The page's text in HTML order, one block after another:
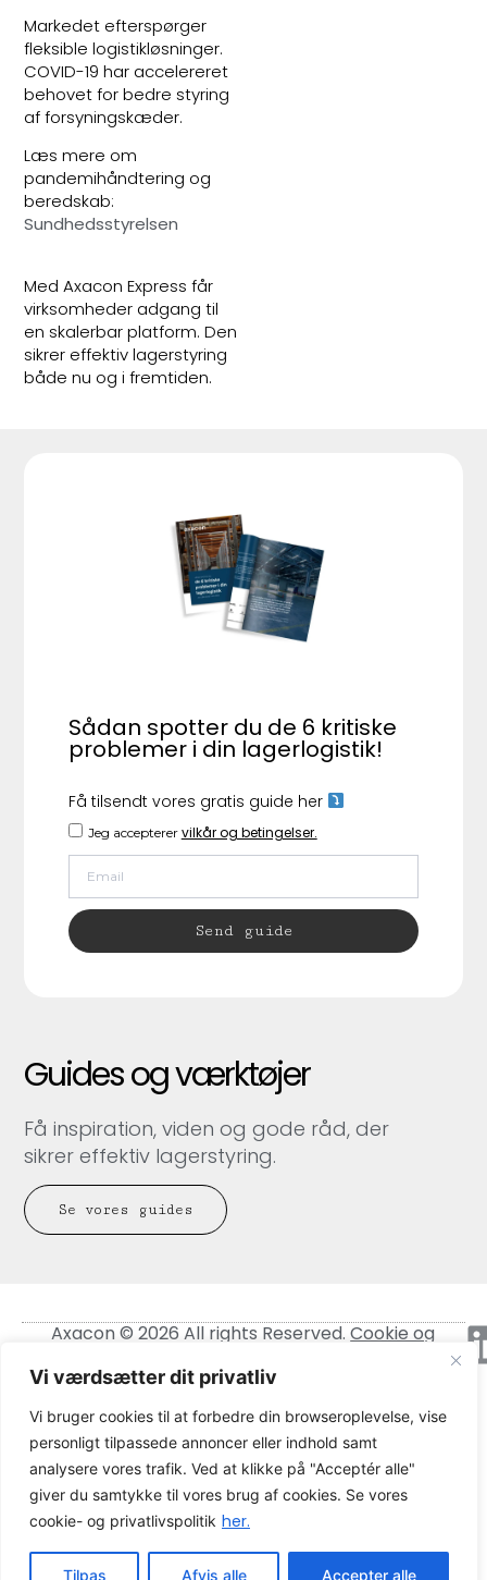
Vi værdsætter dit privatliv
Vi bruger cookies til at forbedre din browseroplevelse, vise
personligt tilpassede annoncer eller indhold samt
analysere vores trafik. Ved at klikke på "Acceptér alle"
giver du samtykke til vores brug af cookies. Se vores
cookie- og privatlivspolitik her.
Tilpas Afvis alle Accepter alle
Markedet efterspørger
fleksible logistikløsninger.
COVID-19 har accelereret
behovet for bedre styring
af forsyningskæder.
Læs mere om
pandemihåndtering og
beredskab:
Sundhedsstyrelsen
Med Axacon Express får
virksomheder adgang til
en skalerbar platform. Den
sikrer effektiv lagerstyring
både nu og i fremtiden.
Guides og værktøjer
Få inspiration, viden og gode råd, der
sikrer effektiv lagerstyring.
Se vores guides
Sådan spotter du de 6 kritiske
problemer i din lagerlogistik!
Få tilsendt vores gratis guide her
Jeg accepterer vilkår og betingelser.
Send guide
Axacon © 2026 All rights Reserved.Cookie og
CVR-nummer: 21680931